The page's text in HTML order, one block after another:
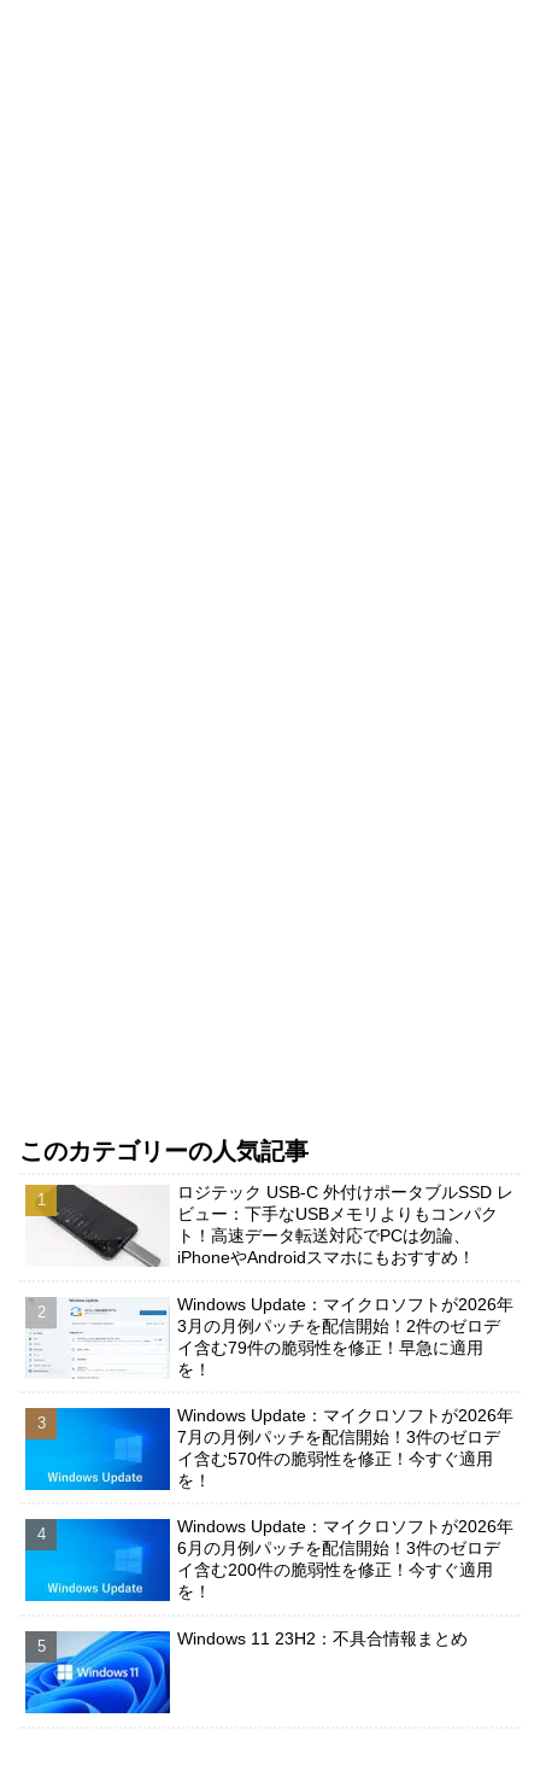
このカテゴリーの人気記事
ロジテック USB-C 外付けポータブルSSD レ
ビュー：下手なUSBメモリよりもコンパク
ト！高速データ転送対応でPCは勿論、
iPhoneやAndroidスマホにもおすすめ！
Windows Update：マイクロソフトが2026年
3月の月例パッチを配信開始！2件のゼロデ
イ含む79件の脆弱性を修正！早急に適用
を！
Windows Update：マイクロソフトが2026年
7月の月例パッチを配信開始！3件のゼロデ
イ含む570件の脆弱性を修正！今すぐ適用
を！
Windows Update：マイクロソフトが2026年
6月の月例パッチを配信開始！3件のゼロデ
イ含む200件の脆弱性を修正！今すぐ適用
を！
Windows 11 23H2：不具合情報まとめ